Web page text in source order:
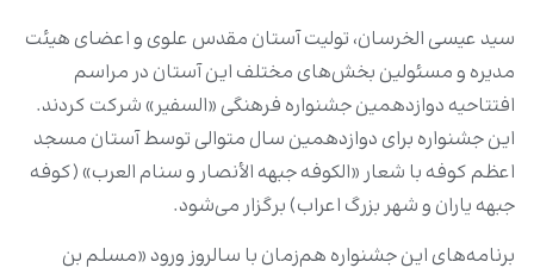
سید عیسی الخرسان، تولیت‌ آستان مقدس علوی و اعضای هیئت
مدیره و مسئولین بخش‌های مختلف این آستان در مراسم
افتتاحیه دوازدهمین جشنواره فرهنگی «السفیر» شرکت کردند.
این جشنواره برای دوازدهمین سال متوالی توسط آستان مسجد
اعظم کوفه با شعار «الکوفه جبهه الأنصار و سنام العرب» (کوفه
جبهه یاران و شهر بزرگ اعراب) برگزار می‌شود.
برنامه‌های این جشنواره هم‌زمان با سالروز ورود «مسلم بن